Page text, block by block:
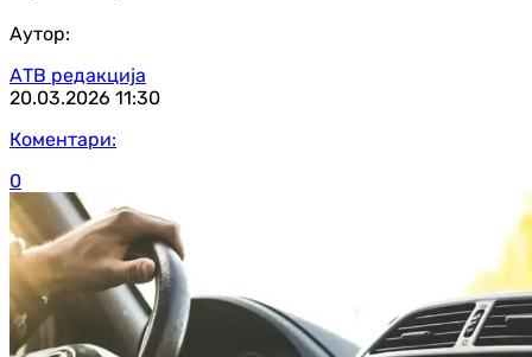
Аутор:
АТВ редакција
20.03.2026 11:30
Коментари:
0